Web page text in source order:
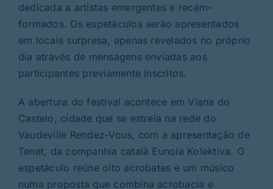
dedicada a artistas emergentes e recém-
formados. Os espetáculos serão apresentados
em locais surpresa, apenas revelados no próprio
dia através de mensagens enviadas aos
participantes previamente inscritos.
A abertura do festival acontece em Viana do
Castelo, cidade que se estreia na rede do
Vaudeville Rendez-Vous, com a apresentação de
Tenet, da companhia catalã Eunoia Kolektiva. O
espetáculo reúne oito acrobatas e um músico
numa proposta que combina acrobacia e